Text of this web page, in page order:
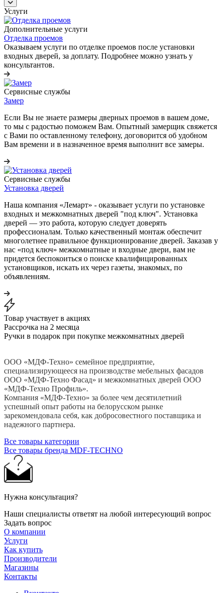
Услуги
Дополнительные услуги
Отделка проемов
Оказываем услуги по отделке проемов после установки
входных дверей, за доплату. Подробнее можно узнать у
консультантов.
Сервисные службы
Замер
Если Вы не знаете размеры дверных проемов в вашем доме,
то мы с радостью поможем Вам. Опытный замерщик свяжется
с Вами по оставленному телефону, договорится об удобном
Вам времени и в назначенное время выполнит все замеры.
Сервисные службы
Установка дверей
Наша компания «Лемарт» - оказывает услуги по установке
входных и межкомнатных дверей "под ключ". Установка
дверей — это работа, которую следует доверять
профессионалам. Только качественный монтаж обеспечит
многолетнее правильное функционирование дверей. Заказав у
нас «под ключ» межкомнатные и входные двери, вам не
придется беспокоиться о поиске квалифицированных
установщиков, искать их через газеты, знакомых, по
объявлениям.
Товар участвует в акциях
Рассрочка на 2 месяца
Ручки в подарок при покупке межкомнатных дверей
ООО «МДФ-Техно» семейное предприятие,
специализирующееся на производстве мебельных фасадов
ООО «МДФ-Техно Фасад» и межкомнатных дверей ООО
«МДФ-Техно Профиль».
Компания «МДФ-Техно» за более чем десятилетний
успешный опыт работы на белорусском рынке
зарекомендовала себя, как добросовестного поставщика и
надежного партнера.
Все товары категории
Все товары бренда MDF-TECHNO
Нужна консультация?
Наши специалисты ответят на любой интересующий вопрос
Задать вопрос
О компании
Услуги
Как купить
Производители
Магазины
Контакты